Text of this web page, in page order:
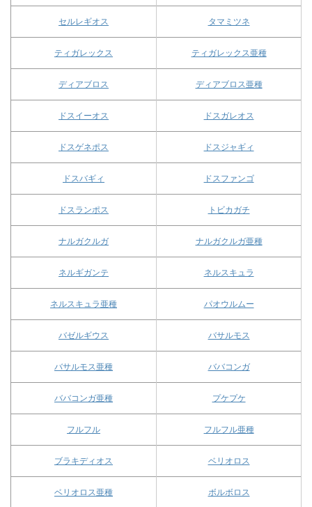
セルレギオス タマミツネ
ティガレックス ティガレックス亜種
ディアブロス ディアブロス亜種
ドスイーオス ドスガレオス
ドスゲネポス ドスジャギィ
ドスバギィ ドスファンゴ
ドスランポス トビカガチ
ナルガクルガ ナルガクルガ亜種
ネルギガンテ ネルスキュラ
ネルスキュラ亜種 パオウルムー
バゼルギウス バサルモス
バサルモス亜種 ババコンガ
ババコンガ亜種 プケプケ
フルフル フルフル亜種
ブラキディオス ベリオロス
ベリオロス亜種 ボルボロス